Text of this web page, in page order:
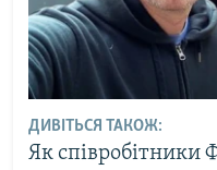
ДИВІТЬСЯ ТАКОЖ:
Як співробітники